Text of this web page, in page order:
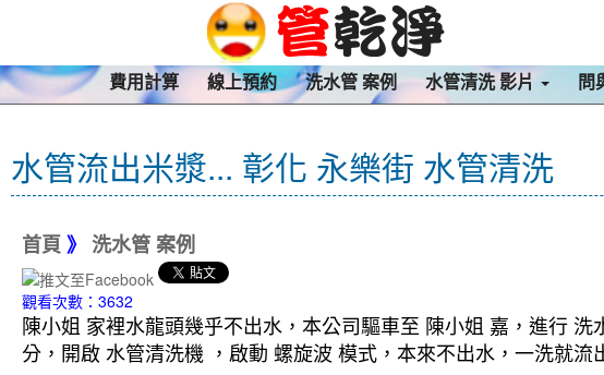
費用計算 線上預約 洗水管 案例 水管清洗 影片 問
水管流出米漿... 彰化 永樂街 水管清洗
首頁 》 洗水管 案例
觀看次數：3632
陳小姐 家裡水龍頭幾乎不出水，本公司驅車至 陳小姐 嘉，進行
分，開啟 水管清洗機 ，啟動 螺旋波 模式，本來不出水，一洗就